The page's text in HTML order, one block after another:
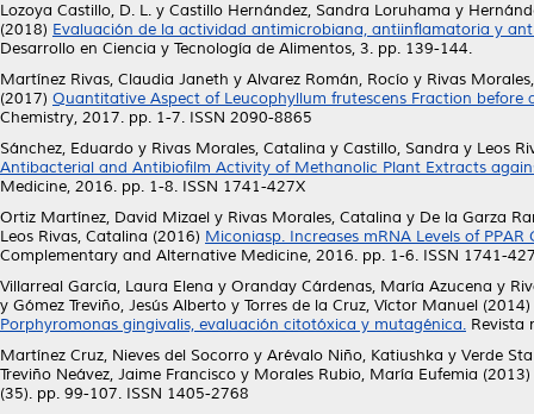
Lozoya Castillo, D. L. y Castillo Hernández, Sandra Loruhama y
(2018) Evaluación de la actividad antimicrobiana, antiinflamatoria y
Desarrollo en Ciencia y Tecnología de Alimentos, 3. pp. 139-144.
Martínez Rivas, Claudia Janeth y Alvarez Román, Rocío y Rivas
(2017) Quantitative Aspect of Leucophyllum frutescens Fraction
Chemistry, 2017. pp. 1-7. ISSN 2090-8865
Sánchez, Eduardo y Rivas Morales, Catalina y Castillo, Sandra y Leos
Antibacterial and Antibiofilm Activity of Methanolic Plant Extracts
Medicine, 2016. pp. 1-8. ISSN 1741-427X
Ortiz Martínez, David Mizael y Rivas Morales, Catalina y De la Garza
Leos Rivas, Catalina (2016) Miconiasp. Increases mRNA Levels of
Complementary and Alternative Medicine, 2016. pp. 1-6. ISSN 1741-
Villarreal García, Laura Elena y Oranday Cárdenas, María Azucena y
y Gómez Treviño, Jesús Alberto y Torres de la Cruz, Víctor Manuel (2014)
Porphyromonas gingivalis, evaluación citotóxica y mutagénica. Revista
Martínez Cruz, Nieves del Socorro y Arévalo Niño, Katiushka y Verde
Treviño Neávez, Jaime Francisco y Morales Rubio, María Eufemia (2013)
(35). pp. 99-107. ISSN 1405-2768